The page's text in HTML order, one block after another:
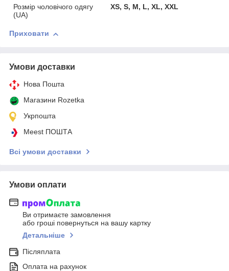
Розмір чоловічого одягу
(UA)
XS, S, M, L, XL, XXL
Приховати
Умови доставки
Нова Пошта
Магазини Rozetka
Укрпошта
Meest ПОШТА
Всі умови доставки
Умови оплати
Ви отримаєте замовлення
або гроші повернуться на вашу картку
Детальніше
Післяплата
Оплата на рахунок